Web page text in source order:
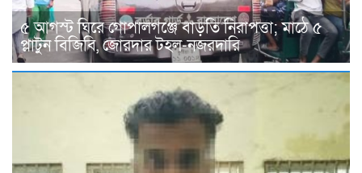
৫ আগস্ট ঘিরে গোপালগঞ্জে বাড়তি নিরাপত্তা; মাঠে ৫
প্লাটুন বিজিবি, জোরদার টহল-নজরদারি